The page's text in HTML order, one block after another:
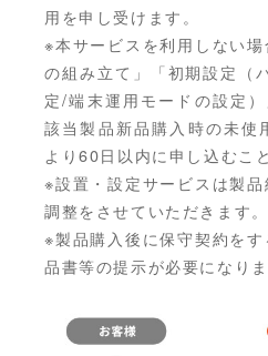
用を申し受けます。
※本サービスを利用しない
の組み立て」「初期設定（
定/端末運用モードの設定
該当製品新品購入時の未使
より60日以内に申し込むこ
※設置・設定サービスは製
調整をさせていただきます。
※製品購入後に保守契約を
品書等の提示が必要になりま